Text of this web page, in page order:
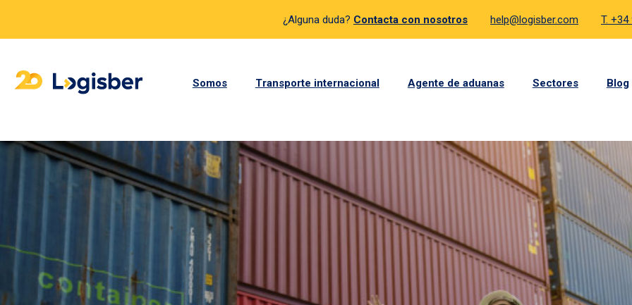
¿Alguna duda? Contacta con nosotros help@logisber.com T.
Somos Transporte internacional Agente de aduanas Sectores Blog